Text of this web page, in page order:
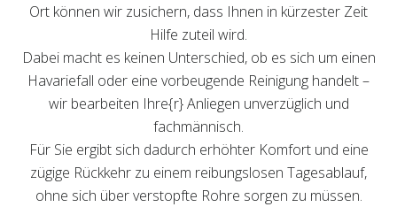
Ort können wir zusichern, dass Ihnen in kürzester Zeit
Hilfe zuteil wird.
Dabei macht es keinen Unterschied, ob es sich um einen
Havariefall oder eine vorbeugende Reinigung handelt –
wir bearbeiten Ihre{r} Anliegen unverzüglich und
fachmännisch.
Für Sie ergibt sich dadurch erhöhter Komfort und eine
zügige Rückkehr zu einem reibungslosen Tagesablauf,
ohne sich über verstopfte Rohre sorgen zu müssen.